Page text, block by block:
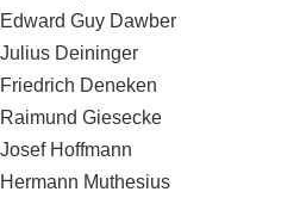
Edward Guy Dawber
Julius Deininger
Friedrich Deneken
Raimund Giesecke
Josef Hoffmann
Hermann Muthesius